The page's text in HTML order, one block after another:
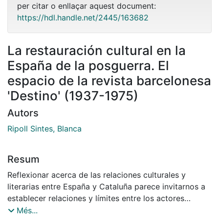
per citar o enllaçar aquest document:
https://hdl.handle.net/2445/163682
La restauración cultural en la
España de la posguerra. El
espacio de la revista barcelonesa
'Destino' (1937-1975)
Autors
Ripoll Sintes, Blanca
Resum
Reflexionar acerca de las relaciones culturales y
literarias entre España y Cataluña parece invitarnos a
establecer relaciones y límites entre los actores
protagonistas del campo cultural catalán y los del
Més...